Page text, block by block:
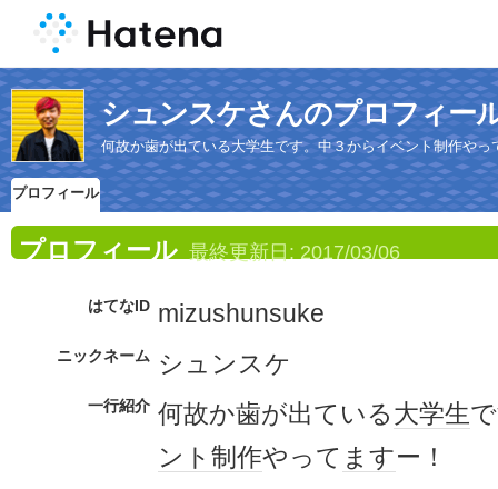
シュンスケさんのプロフィー
何故か歯が出ている大学生です。中３からイベント制作やっ
プロフィール
プロフィール 最終更新日: 2017/03/06
はてなID mizushunsuke
ニックネーム シュンスケ
一行紹介 何故か歯が出ている大学生
ント 制作やって ますー！